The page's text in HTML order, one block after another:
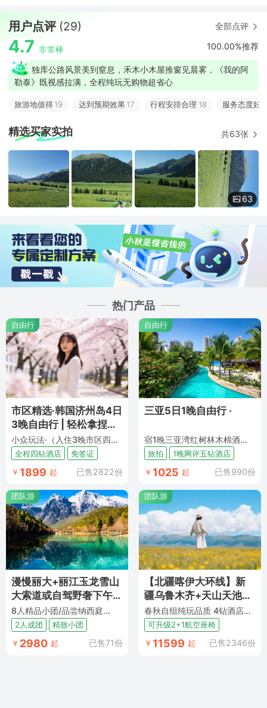
用户点评 (29) 全部点评
4.7 非常棒 100.00%推荐
独库公路风景美到窒息，禾木小木屋推窗见晨雾，《我的阿
勒泰》既视感拉满，全程纯玩无购物超省心
旅游地值得19 达到预期效果 17 行程安排合理 18 服务态度好
精选买家实拍 共63张
63
热门产品
自由行
市区精选·韩国济州岛4日
3晚自由行 | 轻松拿捏出
片率 ·
小众玩法·（入住3晚市区四钻酒店济州with jeju/withcity/withstay酒店+近保健路步行街+近新罗免税店+含10公斤行李托运+免签证）
全程四钻酒店
免签证
￥ 1899 起 已售2822份
自由行
三亚5日1晚自由行 ·
宿1晚三亚湾红树林木棉酒店城市景观房（含早餐 +免税店折扣券+酒店健身房）
旅拍
1晚网评五钻酒店
￥ 1025 起 已售990份
团队游
漫慢丽大+丽江玉龙雪山
大索道或自驾野奢下午
茶或古城旅拍3选1+大理
洱海生态廊道+海舌生态
公园+丽江5日跟团游 |
览尽山海胜景 ·
8人精品小团/品尝纳西庭院下午茶
2人成团
精致小团
￥ 2980 起 已售71份
团队游
【北疆喀伊大环线】新
疆乌鲁木齐+天山天池
+喀纳斯+禾木+五彩滩
+世界魔鬼城+赛里木湖
+伊宁+喀拉峻+那拉提
+巴音布鲁克双飞10日跟
春秋自组纯玩品质 4钻酒店+1晚那拉提+1晚禾木+1晚巴音+升级1晚5钻 3大景观公路+12人升级2+1舒适座椅车
可升级2+1航空座椅
￥ 11599 起 已售2346份